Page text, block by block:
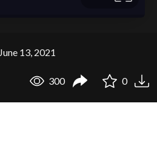
June 13, 2021
300 0